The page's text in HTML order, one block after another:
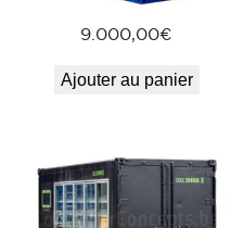
9.000,00€
Ajouter au panier